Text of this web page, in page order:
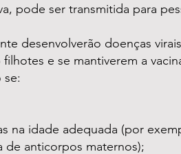
pode ser transmitida para
desenvolverão doenças
e se mantiverem a
na idade adequada (por
de anticorpos maternos);